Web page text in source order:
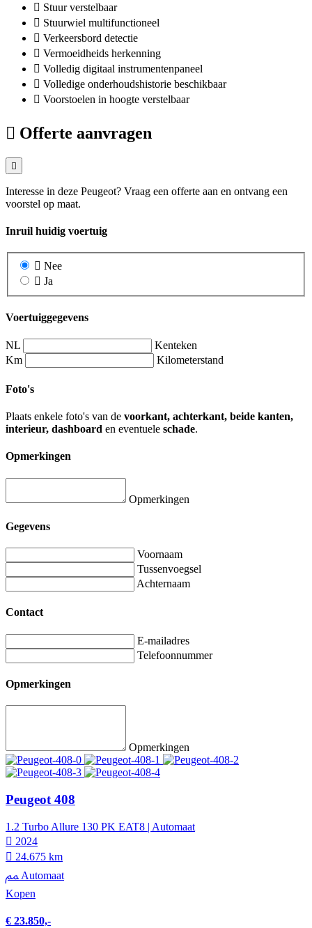
Stuur verstelbaar
Stuurwiel multifunctioneel
Verkeersbord detectie
Vermoeidheids herkenning
Volledig digitaal instrumentenpaneel
Volledige onderhoudshistorie beschikbaar
Voorstoelen in hoogte verstelbaar
Offerte aanvragen
Interesse in deze Peugeot? Vraag een offerte aan en ontvang een
voorstel op maat.
Inruil huidig voertuig
Nee
Ja
Voertuiggegevens
NL
Kenteken
Km
Kilometerstand
Foto's
Plaats enkele foto's van de voorkant, achterkant, beide kanten,
interieur, dashboard en eventuele schade.
Opmerkingen
Opmerkingen
Gegevens
Voornaam
Tussenvoegsel
Achternaam
Contact
E-mailadres
Telefoonnummer
Opmerkingen
Opmerkingen
Peugeot 408
1.2 Turbo Allure 130 PK EAT8 | Automaat
2024
24.675 km
Automaat
Kopen
€ 23.850,-